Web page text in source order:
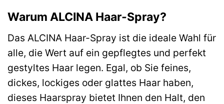
Warum ALCINA Haar-Spray?
Das ALCINA Haar-Spray ist die ideale Wahl für
alle, die Wert auf ein gepflegtes und perfekt
gestyltes Haar legen. Egal, ob Sie feines,
dickes, lockiges oder glattes Haar haben,
dieses Haarspray bietet Ihnen den Halt, den